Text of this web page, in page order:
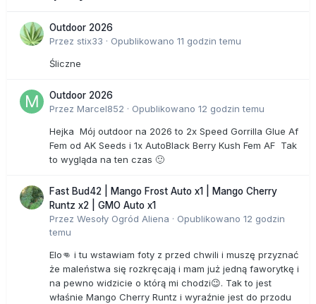
Outdoor 2026
Przez stix33 · Opublikowano 11 godzin temu
Śliczne
Outdoor 2026
Przez Marcel852 · Opublikowano 12 godzin temu
Hejka Mój outdoor na 2026 to 2x Speed Gorrilla Glue Af
Fem od AK Seeds i 1x AutoBlack Berry Kush Fem AF Tak
to wygląda na ten czas 🙂
Fast Bud42 | Mango Frost Auto x1 | Mango Cherry
Runtz x2 | GMO Auto x1
Przez Wesoły Ogród Aliena · Opublikowano 12 godzin
temu
Elo👊 i tu wstawiam foty z przed chwili i muszę przyznać
że maleństwa się rozkręcają i mam już jedną faworytkę i
na pewno widzicie o którą mi chodzi😉. Tak to jest
właśnie Mango Cherry Runtz i wyraźnie jest do przodu